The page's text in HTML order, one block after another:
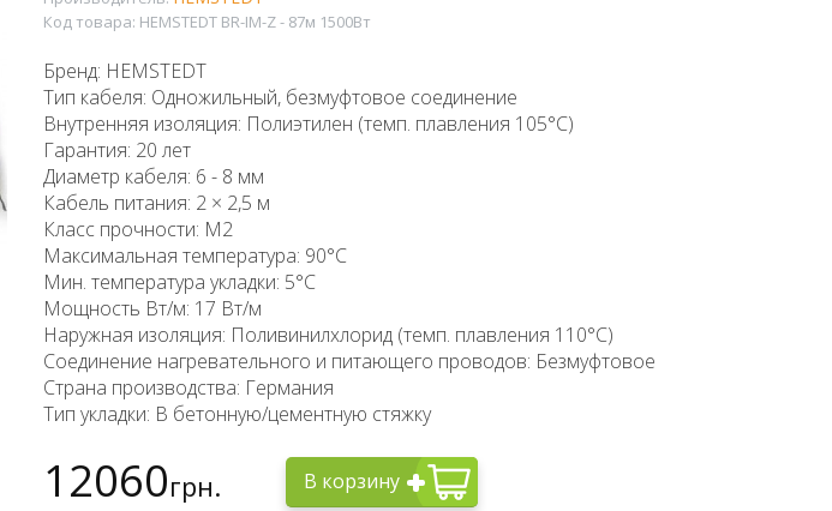
Код товара: HEMSTEDT BR-IM-Z - 87м 1500Вт
Бренд: HEMSTEDT
Тип кабеля: Одножильный, безмуфтовое соединение
Внутренняя изоляция: Полиэтилен (темп. плавления 105°C)
Гарантия: 20 лет
Диаметр кабеля: 6 - 8 мм
Кабель питания: 2 × 2,5 м
Класс прочности: М2
Максимальная температура: 90°C
Мин. температура укладки: 5°C
Мощность Вт/м: 17 Вт/м
Наружная изоляция: Поливинилхлорид (темп. плавления 110°C)
Соединение нагревательного и питающего проводов: Безмуфтовое
Страна производства: Германия
Тип укладки: В бетонную/цементную стяжку
12060грн. В корзину